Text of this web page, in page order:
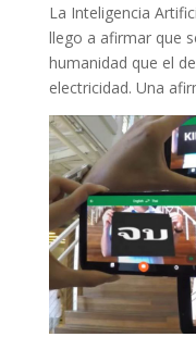
La Inteligencia
llego a afirmar que
humanidad que el
electricidad. Una